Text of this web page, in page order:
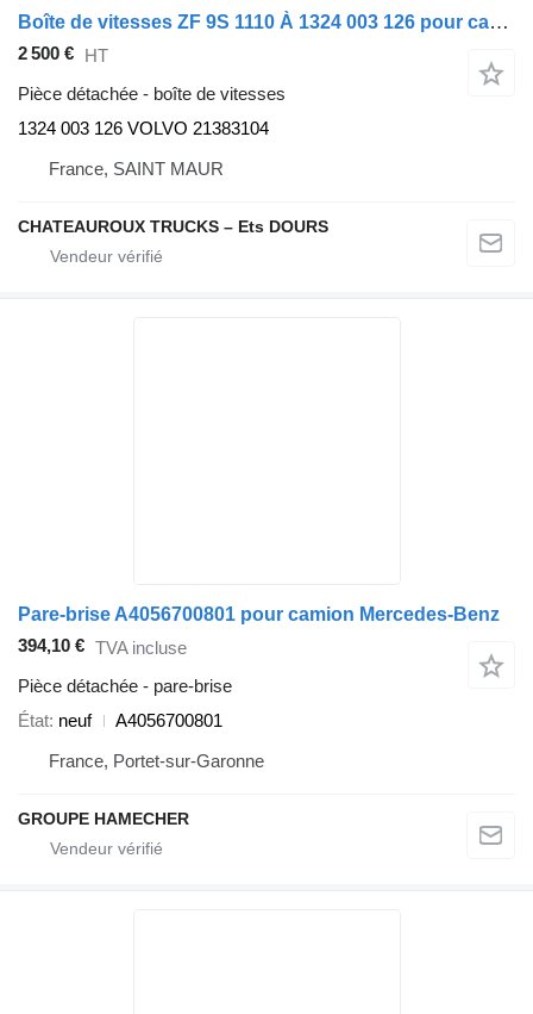
Boîte de vitesses ZF 9S 1110 À 1324 003 126 pour camion Volvo FE
2 500 € HT
Pièce détachée - boîte de vitesses
1324 003 126 VOLVO 21383104
France, SAINT MAUR
CHATEAUROUX TRUCKS – Ets DOURS
Pare-brise A4056700801 pour camion Mercedes-Benz
394,10 € TVA incluse
Pièce détachée - pare-brise
État neuf
A4056700801
France, Portet-sur-Garonne
GROUPE HAMECHER